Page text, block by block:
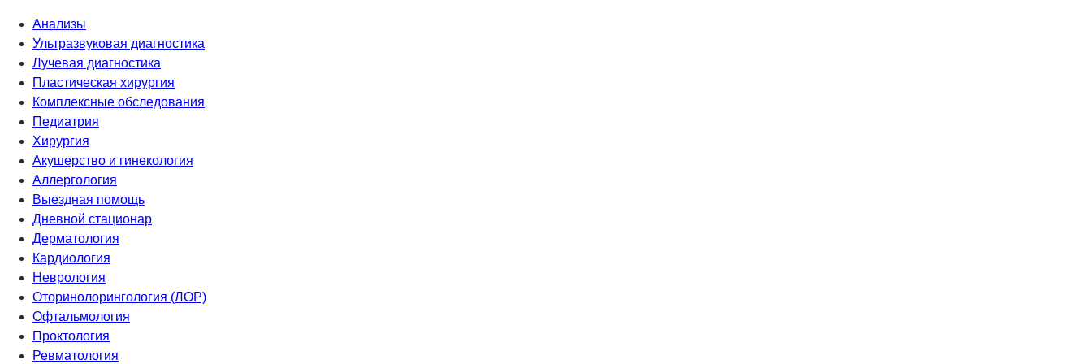
Анализы
Ультразвуковая диагностика
Лучевая диагностика
Пластическая хирургия
Комплексные обследования
Педиатрия
Хирургия
Акушерство и гинекология
Аллергология
Выездная помощь
Дневной стационар
Дерматология
Кардиология
Неврология
Оторинолорингология (ЛОР)
Офтальмология
Проктология
Ревматология